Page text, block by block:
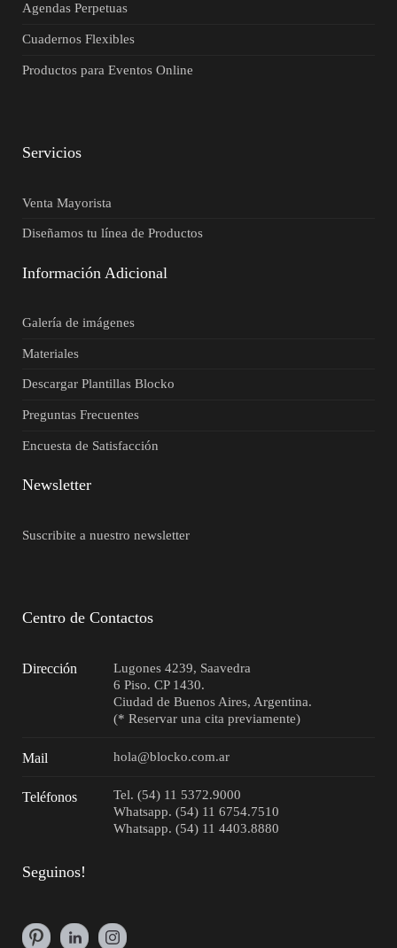
Agendas Perpetuas
Cuadernos Flexibles
Productos para Eventos Online
Servicios
Venta Mayorista
Diseñamos tu línea de Productos
Información Adicional
Galería de imágenes
Materiales
Descargar Plantillas Blocko
Preguntas Frecuentes
Encuesta de Satisfacción
Newsletter
Suscribite a nuestro newsletter
Centro de Contactos
Dirección
Lugones 4239, Saavedra
6 Piso. CP 1430.
Ciudad de Buenos Aires, Argentina.
(* Reservar una cita previamente)
Mail hola@blocko.com.ar
Teléfonos
Tel. (54) 11 5372.9000
Whatsapp. (54) 11 6754.7510
Whatsapp. (54) 11 4403.8880
Seguinos!